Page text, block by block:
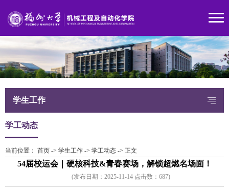
学生工作
学工动态
当前位置： 首页 -> 学生工作 -> 学工动态 -> 正文
54届校运会｜硬核科技&青春赛场，解锁超燃名场面！
(发布日期：2025-11-14 点击数： 687)